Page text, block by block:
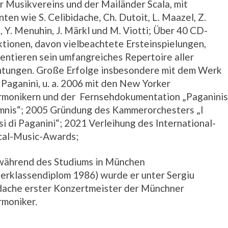
Musikvereins und der Mailänder Scala, mit
wie S. Celibidache, Ch. Dutoit, L. Maazel, Z.
Y. Menuhin, J. Märkl und M. Viotti; Über 40 CD-
davon vielbeachtete Ersteinspielungen,
sein umfangreiches Repertoire aller
Große Erfolge insbesondere mit dem Werk
u. a. 2006 mit den New Yorker
und der Fernsehdokumentation „Paganinis
2005 Gründung des Kammerorchesters „I
di Paganini“; 2021 Verleihung des International-
Music-Awards;
des Studiums in München
1986) wurde er unter Sergiu
erster Konzertmeister der Münchner